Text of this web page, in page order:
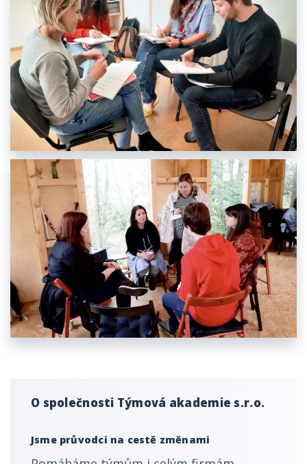
O společnosti Týmová akademie s.r.o.
Jsme průvodci na cestě změnami